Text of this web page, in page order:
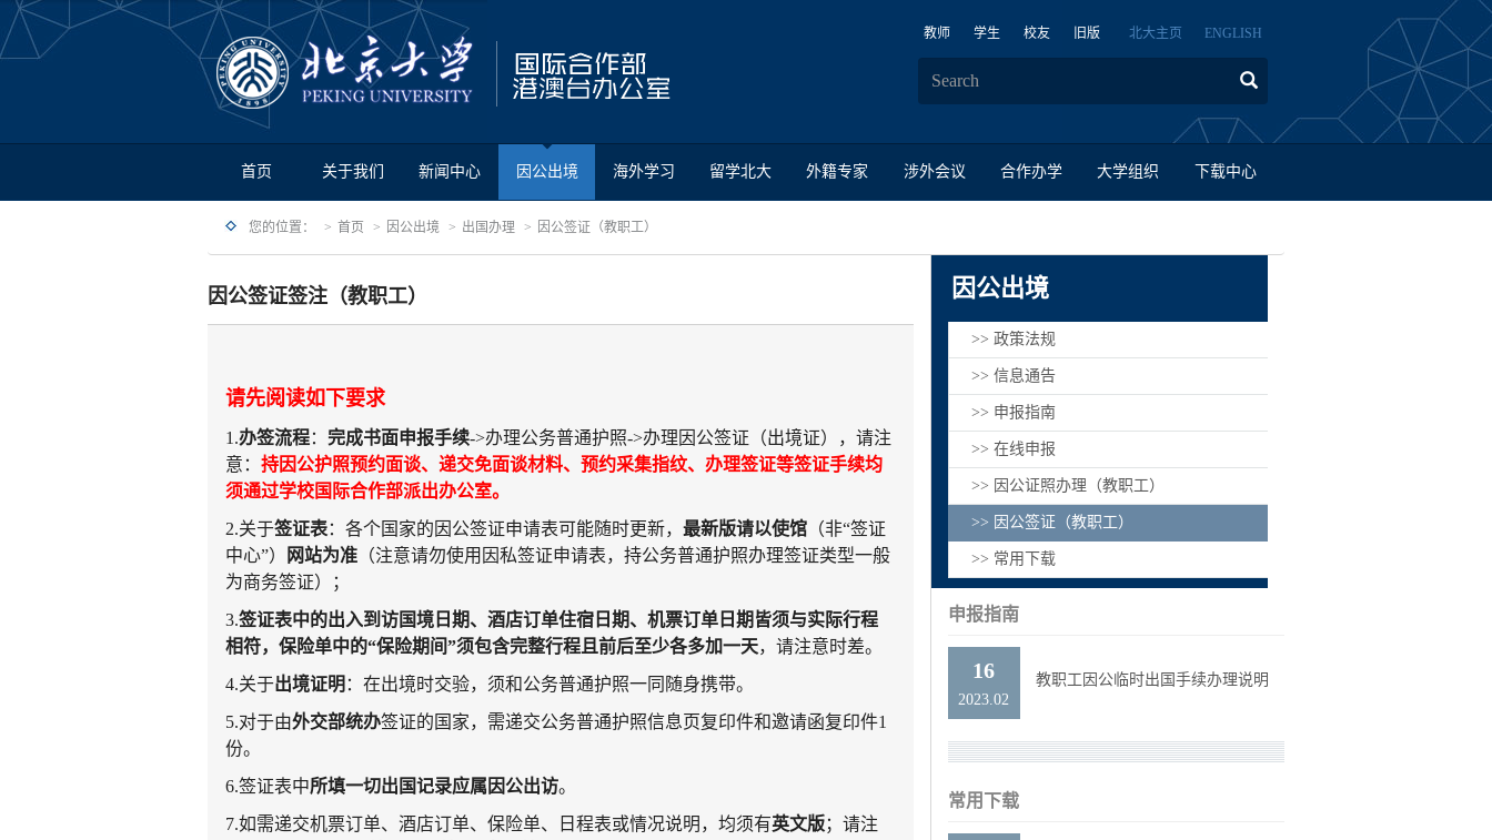
教师 学生 校友 旧版 北大主页 ENGLISH
首页 关于我们 新闻中心 因公出境 海外学习 留学北大 外籍专家 涉外会议 合作办学 大学组织 下载中心
您的位置： 首页 因公出境 出国办理 因公签证（教职工）
因公出境
>> 政策法规
>> 信息通告
>> 申报指南
>> 在线申报
>> 因公证照办理（教职工）
>> 因公签证（教职工）
>> 常用下载
申报指南
16
2023.02
教职工因公临时出国手续办理说明
常用下载
因公签证签注（教职工）
请先阅读如下要求
1.办签流程： 完成书面申报手续->办理公务普通护照->办理因公签证（出境证），请注
意： 持因公护照预约面谈、递交免面谈材料、预约采集指纹、办理签证等签证手续均
须通过学校国际合作部派出办公室。
2.关于签证表：各个国家的因公签证申请表可能随时更新， 最新版请以使馆 （非“签证
中心”）
网站为准 （注意请勿使用因私签证申请表，持公务普通护照办理签证类型一般
为商务签证）；
3.签证表中的出入到访国境日期、酒店订单住宿日期、机票订单日期皆须与实际行程
相符，保险单中的“保险期间”须包含完整行程且前后至少各多加一天，请注意时差。
4.关于出境证明 ：在出境时交验，须和公务普通护照一同随身携带。
5.对于由外交部统办签证的国家，需递交公务普通护照信息页复印件和邀请函复印件1
份。
6.签证表中所填一切出国记录应属因公出访。
7.如需递交机票订单、酒店订单、保险单、日程表或情况说明，均须有英文版；请注